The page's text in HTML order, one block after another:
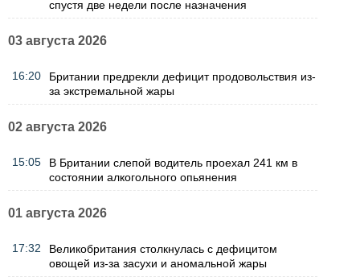
спустя две недели после назначения
03 августа 2026
16:20
Британии предрекли дефицит продовольствия из-
за экстремальной жары
02 августа 2026
15:05
В Британии слепой водитель проехал 241 км в
состоянии алкогольного опьянения
01 августа 2026
17:32
Великобритания столкнулась с дефицитом
овощей из-за засухи и аномальной жары